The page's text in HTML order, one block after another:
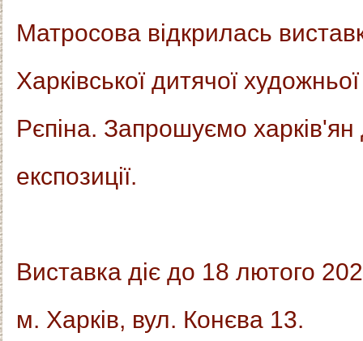
Матросова відкрилась
Харківської дитячої
Рєпіна. Запрошуємо
експозиції.
Виставка діє до 18 лютого
м. Харків, вул. Конєва 13.